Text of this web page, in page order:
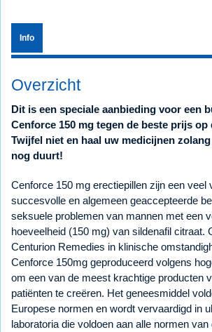
Info
Overzicht
Dit is een speciale aanbieding voor een
Cenforce 150 mg tegen de beste prijs
Twijfel niet en haal uw medicijnen
nog duurt!
Cenforce 150 mg erectiepillen zijn een veel
succesvolle en algemeen geaccepteerde
seksuele problemen van mannen met een
hoeveelheid (150 mg) van sildenafil citraat.
Centurion Remedies in klinische
Cenforce 150mg geproduceerd volgens
om een van de meest krachtige producten
patiënten te creëren. Het geneesmiddel
Europese normen en wordt vervaardigd in
laboratoria die voldoen aan alle normen